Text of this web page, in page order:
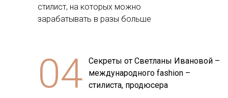
стилист, на которых можно
зарабатывать в разы больше
04
Секреты от Светланы Ивановой –
международного fashion –
стилиста, продюсера